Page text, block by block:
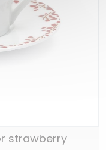
strawberry